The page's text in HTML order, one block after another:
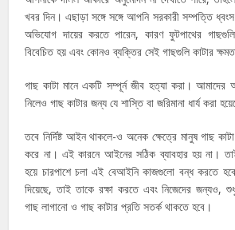
খবর দিন। এছাড়া সঙ্গে সঙ্গে আপনি সরকারী সম্পত্তি
অভিযোগ দায়ের করতে পারেন, কারণ ফুটপাথের
বিবেচিত হয় এবং কোনও ব্যক্তির সেই গাছগুলি কাটার
গাছ কাটা মানে একটি সম্পূর্ন জীব হত্যা করা।
নিলেও গাছ কাটার জন্য যে শাস্তি বা জরিমানা ধার্য করা
তবে নির্দিষ্ট আইন থাকলে-ও অনেক ক্ষেত্রে মানুষ গাছ
করে না। এই কারনে আইনের সঠিক ব্যাবহার হয় না।
হয়ে চারপাশে চলা এই বেআইনি কাজগুলো বন্ধ করতে
দিয়েছে, তাই তাকে রক্ষা করতে এবং নিজেদের জন্যও,
গাছ লাগানো ও গাছ কাটার প্রতি সতর্ক থাকতে হবে।